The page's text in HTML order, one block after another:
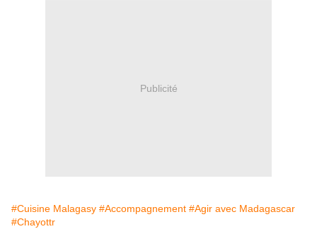
Publicité
#Cuisine Malagasy #Accompagnement #Agir avec Madagascar
#Chayottr